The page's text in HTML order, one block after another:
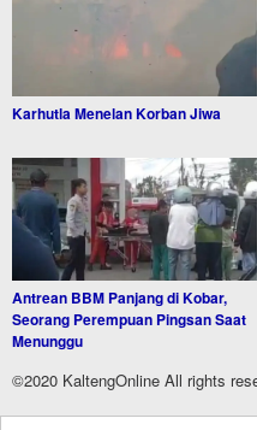
Karhutla Menelan Korban Jiwa
Antrean BBM Panjang di Kobar,
Seorang Perempuan Pingsan Saat
Menunggu
©2020 KaltengOnline All rights